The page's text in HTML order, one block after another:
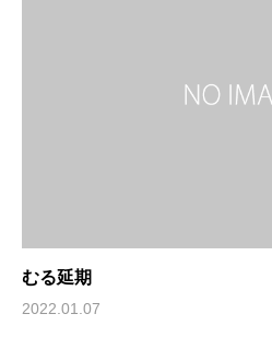
むる延期
2022.01.07